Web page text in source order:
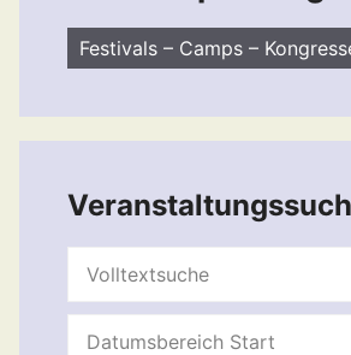
Festivals – Camps –